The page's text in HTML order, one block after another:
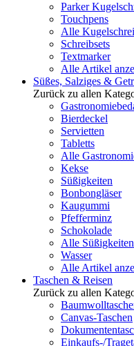
Parker
Touchpens
Alle
Schreibsets
Textmarker
Alle Artikel
Süßes, Salziges &
Zurück zu allen
Bierdeckel
Servietten
Tabletts
Alle
Kekse
Süßigkeiten
Bonbongläser
Kaugummi
Pfefferminz
Schokolade
Alle
Wasser
Alle Artikel
Taschen & Reisen
Zurück zu allen
Canvas-Taschen
Einkaufs-/